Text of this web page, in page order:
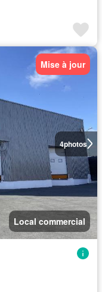
4photos
Mise à jour
Local commercial